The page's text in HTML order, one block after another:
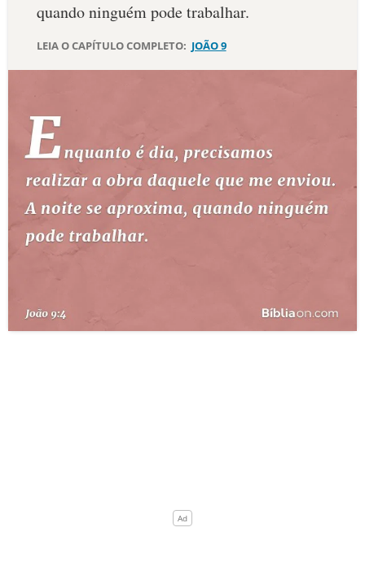
DEVOCIONAL DIÁRIO
10 MANDAMENTOS
ESTUDOS BÍBLICOS
TEMAS
TERMO BÍBLICO
quando ninguém pode trabalhar.
LEIA O CAPÍTULO COMPLETO: JOÃO 9